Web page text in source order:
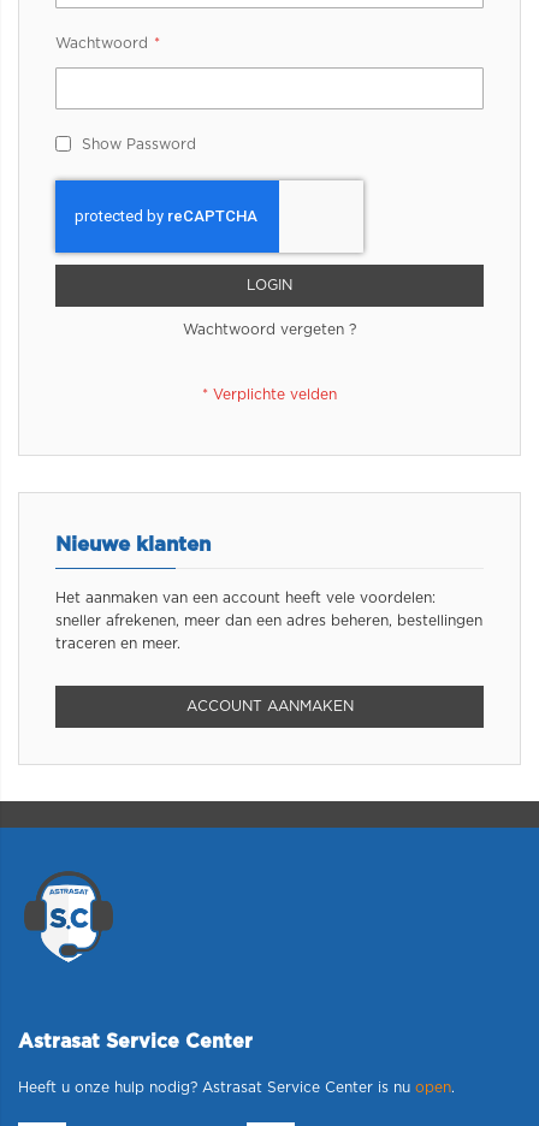
Wachtwoord
Show Password
LOGIN
Wachtwoord vergeten ?
Nieuwe klanten
Het aanmaken van een account heeft vele voordelen:
sneller afrekenen, meer dan een adres beheren, bestellingen
traceren en meer.
ACCOUNT AANMAKEN
Astrasat Service Center
Heeft u onze hulp nodig? Astrasat Service Center is nu open.